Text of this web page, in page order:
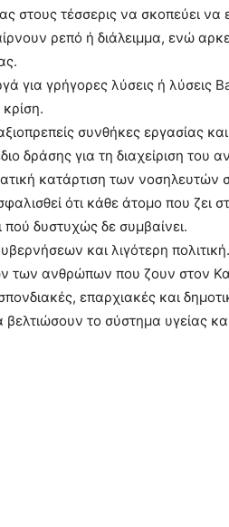
στους τέσσερις να σκοπεύει να
ρεπό ή διάλειμμα, ενώ
για γρήγορες λύσεις ή λύσεις
συνθήκες εργασίας
δράσης για τη διαχείριση
κατάρτιση των
ότι κάθε άτομο που
πού δυστυχώς δε συμβαίνει.
και λιγότερη
των ανθρώπων που ζουν στον
επαρχιακές και
βελτιώσουν το σύστημα υγείας